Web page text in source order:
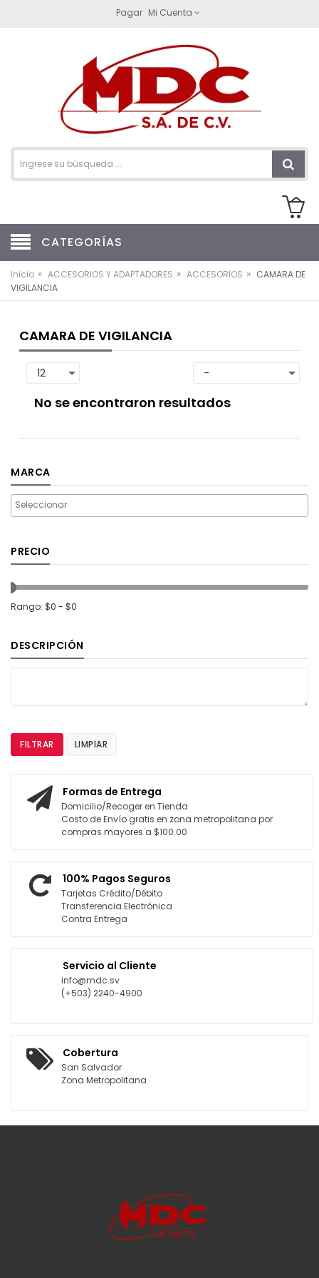
Pagar Mi Cuenta
CATEGORÍAS
Inicio » ACCESORIOS Y ADAPTADORES » ACCESORIOS » CAMARA DE
VIGILANCIA
CAMARA DE VIGILANCIA
No se encontraron resultados
MARCA
PRECIO
Rango: $0 - $0
DESCRIPCIÓN
FILTRAR LIMPIAR
Formas de Entrega
Domicilio/Recoger en Tienda
Costo de Envío gratis en zona metropolitana por
compras mayores a $100.00
100% Pagos Seguros
Tarjetas Crédito/Débito
Transferencia Electrónica
Contra Entrega
Servicio al Cliente
info@mdc.sv
(+503) 2240-4900
Cobertura
San Salvador
Zona Metropolitana